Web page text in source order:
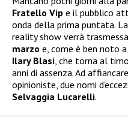
Fratello Vip e il pubblico
onda della prima puntata.
reality show verrà
marzo e, come è ben noto
Ilary Blasi , che torna al
anni di assenza. Ad
opinioniste, due nomi
Selvaggia Lucarelli.